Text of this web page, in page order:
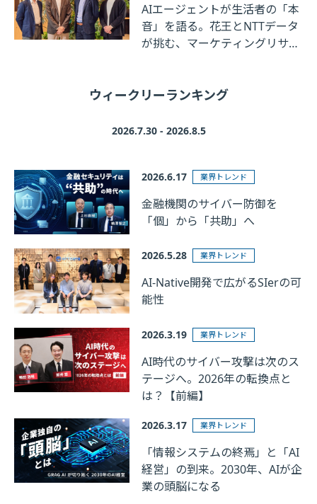
AIエージェントが生活者の「本
音」を語る。花王とNTTデータ
が挑む、マーケティングリサー
ウィークリーランキング
2026.7.30 - 2026.8.5
2026.6.17 業界トレンド
金融機関のサイバー防御を
「個」から「共助」へ
2026.5.28 業界トレンド
AI-Native開発で広がるSIerの可
能性
2026.3.19 業界トレンド
AI時代のサイバー攻撃は次のス
テージへ。2026年の転換点と
は？【前編】
2026.3.17 業界トレンド
「情報システムの終焉」と「AI
経営」の到来。2030年、AIが企
業の頭脳になる